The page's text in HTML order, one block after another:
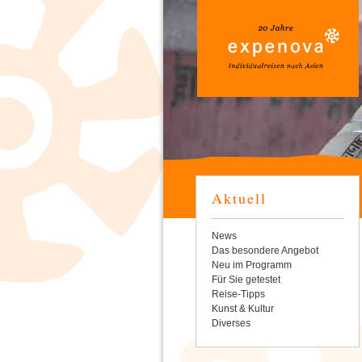
Aktuell
Navigation
überspringen
News
Das besondere Angebot
Neu im Programm
Für Sie getestet
Reise-Tipps
Kunst & Kultur
Diverses